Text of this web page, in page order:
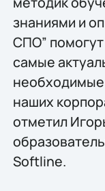
знаниями и
СПО”
самые
наших
отметил
Softline.